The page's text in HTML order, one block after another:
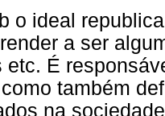
o ideal
a ser
etc. É
também
na